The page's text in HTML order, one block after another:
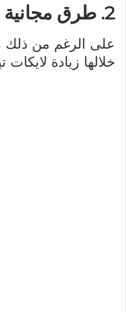
2. طرق مجانية لزيادة لايكات تيك توك
على الرغم من
خلالها زيادة